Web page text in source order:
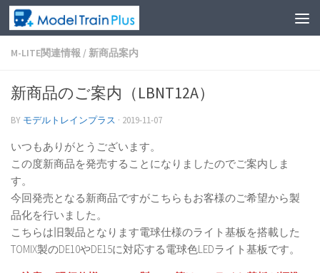
M-LITE関連情報 / 新商品案内
新商品のご案内（LBNT12A）
BY モデルトレインプラス · 2019-11-07
いつもありがとうございます。
この度新商品を発売することになりましたのでご案内しま
す。
今回発売となる新商品ですがこちらもお客様のご希望から製
品化を行いました。
こちらは旧製品となります電球仕様のライト基板を搭載した
TOMIX製のDE10やDE15に対応する電球色LEDライト基板です。